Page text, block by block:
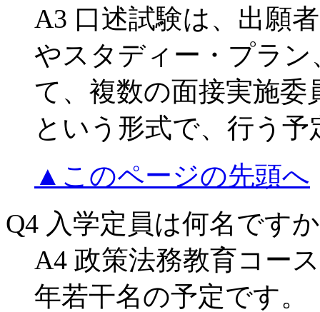
A3 口述試験は、出願
やスタディー・プラ
て、複数の面接実施
という形式で、行う予
▲このページの先頭へ
Q4 入学定員は何名です
A4 政策法務教育コー
年若干名の予定です。